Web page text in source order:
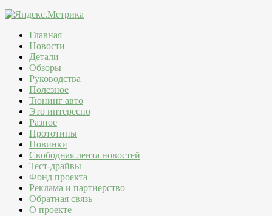
Главная
Новости
Детали
Обзоры
Руководства
Полезное
Тюнинг авто
Это интересно
Разное
Прототипы
Новинки
Свободная лента новостей
Тест-драйвы
Фонд проекта
Реклама и партнерство
Обратная связь
О проекте